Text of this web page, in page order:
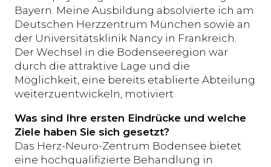
Bayern. Meine Ausbildung absolvierte ich am
Deutschen Herzzentrum München sowie an
der Universitätsklinik Nancy in Frankreich.
Der Wechsel in die Bodenseeregion war
durch die attraktive Lage und die
Möglichkeit, eine bereits etablierte Abteilung
weiterzuentwickeln, motiviert.
Was sind Ihre ersten Eindrücke und welche
Ziele haben Sie sich gesetzt?
Das Herz-Neuro-Zentrum Bodensee bietet
eine hochqualifizierte Behandlung in